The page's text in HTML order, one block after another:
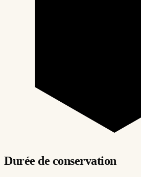
Durée de conservation